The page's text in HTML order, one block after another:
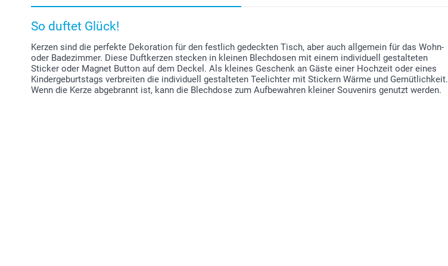
So duftet Glück!
Kerzen sind die perfekte Dekoration für den festlich gedeckten Tisch, aber auch allgemein für das Wohn-
oder Badezimmer. Diese Duftkerzen stecken in kleinen Blechdosen mit einem individuell gestalteten
Sticker oder Magnet Button auf dem Deckel. Als kleines Geschenk an Gäste einer Hochzeit oder eines
Kindergeburtstags verbreiten die individuell gestalteten Teelichter mit Stickern Wärme und Gemütlichkeit.
Wenn die Kerze abgebrannt ist, kann die Blechdose zum Aufbewahren kleiner Souvenirs genutzt werden.